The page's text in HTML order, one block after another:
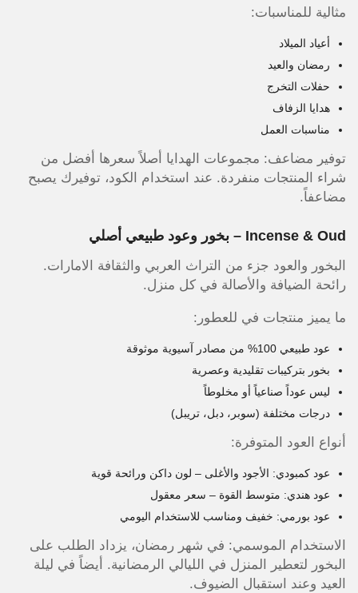
مثالية للمناسبات:
أعياد الميلاد
رمضان والعيد
حفلات التخرج
هدايا الزفاف
مناسبات العمل
توفير مضاعف: مجموعات الهدايا أصلاً سعرها أفضل من
شراء المنتجات منفردة. عند استخدام الكود، توفيرك يصبح
مضاعفاً.
Incense & Oud – بخور وعود طبيعي أصلي
البخور والعود جزء من التراث العربي والثقافة الامارات.
رائحة الضيافة والأصالة في كل منزل.
ما يميز منتجات في للعطور:
عود طبيعي 100% من مصادر آسيوية موثوقة
بخور بتركيبات تقليدية وعصرية
ليس عوداً صناعياً أو مخلوطاً
درجات مختلفة (سوبر، دبل، تريبل)
أنواع العود المتوفرة:
عود كمبودي: الأجود والأغلى – لون داكن ورائحة قوية
عود هندي: متوسط القوة – سعر معقول
عود بورمي: خفيف ومناسب للاستخدام اليومي
الاستخدام الموسمي: في شهر رمضان، يزداد الطلب على
البخور لتعطير المنزل في الليالي الرمضانية. أيضاً في ليلة
العيد وعند استقبال الضيوف.